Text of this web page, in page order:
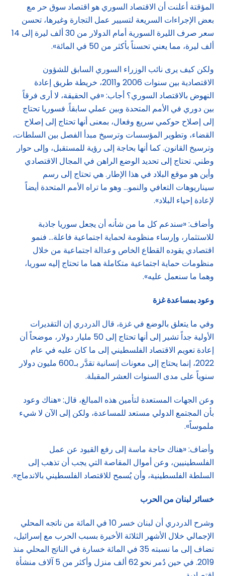
المؤقتة أعلنت أن الاقتصاد السوري هو اقتصاد سوق حر مع
بعض الإجراءات السريعة لتسيير عمل التجارة وغيرها، تحسن
سعر صرف الليرة السورية أمام الدولار من 30 ألف ليرة إلى 14
ألف ليرة، مما يعني تحسناً بأكثر من 50 في المائة».
ولكن كيف يرى نائب الوزراء السوري السابق للشؤون
الاقتصادية بين سنوات 2006 و2011، خريطة طريق إعادة
النهوض بالاقتصاد السوري؟ أجاب: «في الحقيقة، لا أرى فرقاً
بين دوري في الأمم المتحدة وبين عملي سابقاً. فسوريا تحتاج
إلى إصلاح حوكمي سريع وفعال، بمعنى أنها تحتاج إلى إصلاح
القضاء، وتطوير المؤسسات وترسيخ مبدأ الفصل بين السلطات،
وترسيخ القانون. كما أنها بحاجة إلى رؤية للمستقبل، وإلى حوار
وطني. تحتاج إلى تحديد الوضع الراهن في المجال الاقتصادي
وأين هو موقع البلاد في هذا الإطار. هي تحتاج إلى رسم
سيناريوهات التعافي والنمو… وهو ما تراه الأمم المتحدة أيضاً
لإعادة إحياء البلاد».
وأضاف: «سندعم كل ما من شأنه أن يجعل سوريا جاذبة
للاستثمار، وإرساء منظومة لحماية اجتماعية فاعلة… فنمو
اقتصادي يقوده القطاع الخاص وعدالة اجتماعية من خلال
منظومات حماية اجتماعية متكاملة هما ما تحتاج إليه سوريا،
وهما ما سنعمل عليه».
وعود بمساعدة غزة
وفي ما يتعلق بالوضع في غزة، قال الدردري إن التقديرات
الأولية جداً تشير إلى أنها تحتاج إلى 50 مليار دولار، موضحاً أن
إعادة تعويم الاقتصاد الفلسطيني إلى ما كان عليه في عام
2022، إنما يحتاج إلى معونات إنسانية تقدَّر بـ600 مليون دولار
سنوياً على مدى السنوات العشر المقبلة.
وعن الجهات المستعدة لتأمين هذه المبالغ، قال: «هناك وعود
بأن المجتمع الدولي مستعد للمساعدة، ولكن إلى الآن لا شيء
ملموساً».
وأضاف: «هناك حاجة ماسة إلى رفع القيود عن عمل
الفلسطينيين، وعن أموال المقاصة التي يجب أن تذهب إلى
السلطة الفلسطينية، وأن يُسمح للاقتصاد الفلسطيني بالاندماج».
خسائر لبنان من الحرب
وشرح الدردري أن لبنان خسر 10 في المائة من ناتجه المحلي
الإجمالي خلال الأشهر الثلاثة الأخيرة بسبب الحرب مع إسرائيل،
تضاف إلى ما نسبته 35 في المائة خسارة في الناتج المحلي منذ
2019. في حين دُمر نحو 62 ألف منزل وأكثر من 5 آلاف منشأة